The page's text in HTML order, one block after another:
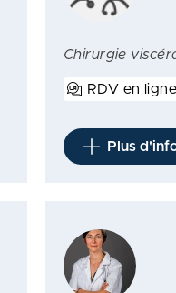
Chirurgie
RDV en ligne
Plus